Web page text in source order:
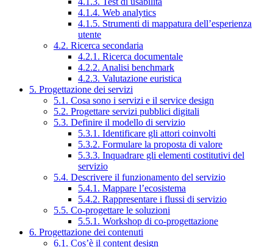
4.1.4. Web analytics
4.1.5. Strumenti di mappatura dell’esperienza
utente
4.2. Ricerca secondaria
4.2.1. Ricerca documentale
4.2.2. Analisi benchmark
4.2.3. Valutazione euristica
5. Progettazione dei servizi
5.1. Cosa sono i servizi e il service design
5.2. Progettare servizi pubblici digitali
5.3. Definire il modello di servizio
5.3.1. Identificare gli attori coinvolti
5.3.2. Formulare la proposta di valore
5.3.3. Inquadrare gli elementi costitutivi del
servizio
5.4. Descrivere il funzionamento del servizio
5.4.1. Mappare l’ecosistema
5.4.2. Rappresentare i flussi di servizio
5.5. Co-progettare le soluzioni
5.5.1. Workshop di co-progettazione
6. Progettazione dei contenuti
6.1. Cos’è il content design